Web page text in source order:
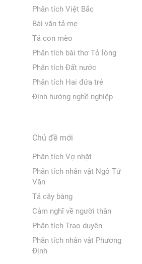
Phân tích Việt Bắc
Bài văn tả mẹ
Tả con mèo
Phân tích bài thơ Tỏ lòng
Phân tích Đất nước
Phân tích Hai đứa trẻ
Định hướng nghề nghiệp
Chủ đề mới
Phân tích Vợ nhặt
Phân tích nhân vật Ngô Tử
Văn
Tả cây bàng
Cảm nghĩ về người thân
Phân tích Trao duyên
Phân tích nhân vật Phương
Định